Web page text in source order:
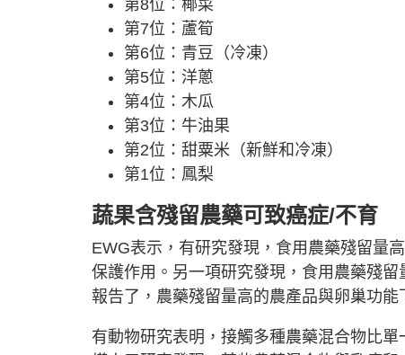
第8位：椰菜
第7位：蘆筍
第6位：青豆（冷凍）
第5位：洋蔥
第4位：木瓜
第3位：牛油果
第2位：甜粟米（新鮮和冷凍）
第1位：鳳梨
蔬果含殘留農藥可致癌症/不育
EWG表示，有研究發現，食用農藥殘留量
保護作用。另一項研究發現，食用農藥殘
報告了，農藥殘留量高的農產品與卵巢功能
有動物研究表明，接觸多種農藥混合物比